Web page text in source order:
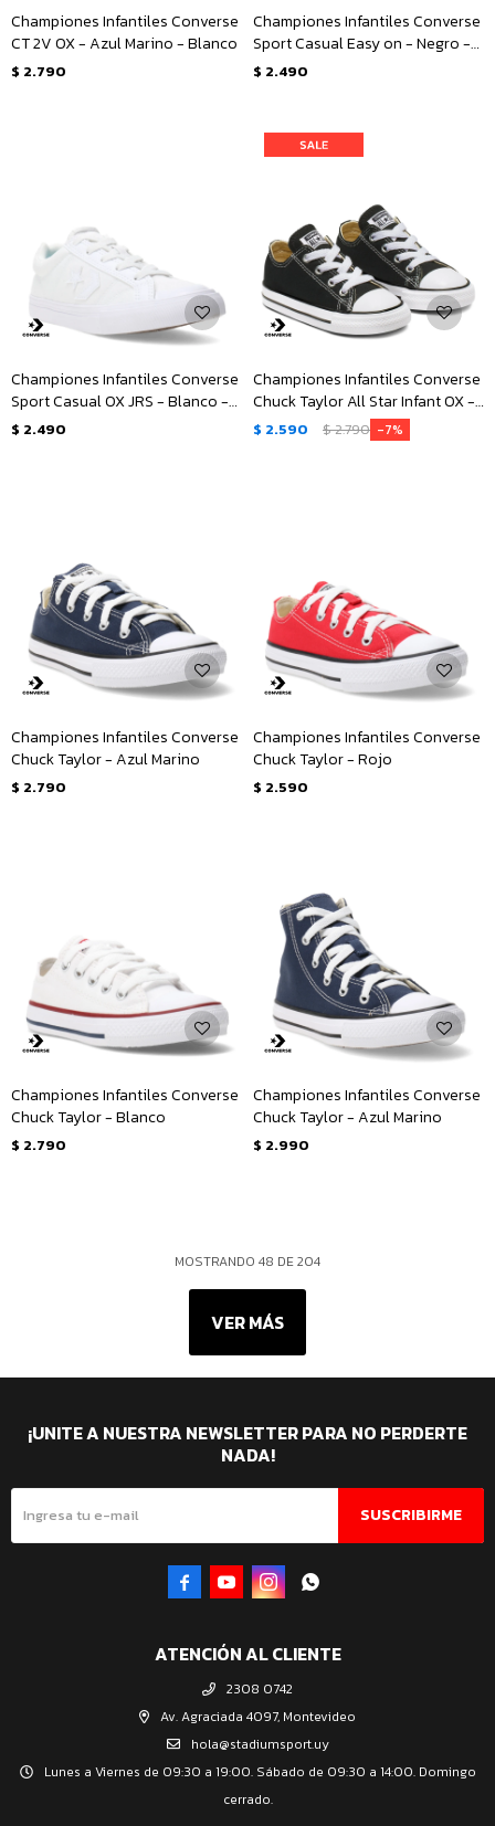
Championes Infantiles Converse
CT 2V OX - Azul Marino - Blanco
$ 2.790
Championes Infantiles Converse
Sport Casual Easy on - Negro -
Blanco
$ 2.490
Championes Infantiles Converse
Sport Casual OX JRS - Blanco -
Gris
$ 2.490
Championes Infantiles Converse
Chuck Taylor All Star Infant OX -
Negro
$ 2.590 $2.790 7
Championes Infantiles Converse
Chuck Taylor - Azul Marino
$ 2.790
Championes Infantiles Converse
Chuck Taylor - Rojo
$ 2.590
Championes Infantiles Converse
Chuck Taylor - Blanco
$ 2.790
Championes Infantiles Converse
Chuck Taylor - Azul Marino
$ 2.990
MOSTRANDO 48 DE204
VER MÁS
ATENCIÓN AL CLIENTE
2308 0742
Av. Agraciada 4097, Montevideo
hola@stadiumsport.uy
Lunes a Viernes de 09:30 a 19:00. Sábado de 09:30 a 14:00. Domingo
cerrado.
¡UNITE A NUESTRA NEWSLETTER PARA NO PERDERTE
NADA!
SUSCRIBIRME
   